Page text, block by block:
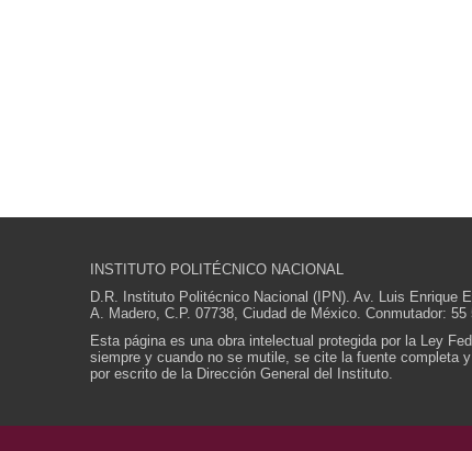
INSTITUTO POLITÉCNICO NACIONAL
D.R. Instituto Politécnico Nacional (IPN). Av. Luis Enrique
A. Madero, C.P. 07738, Ciudad de México. Conmutador: 55
Esta página es una obra intelectual protegida por la Ley
siempre y cuando no se mutile, se cite la fuente completa
por escrito de la Dirección General del Instituto.